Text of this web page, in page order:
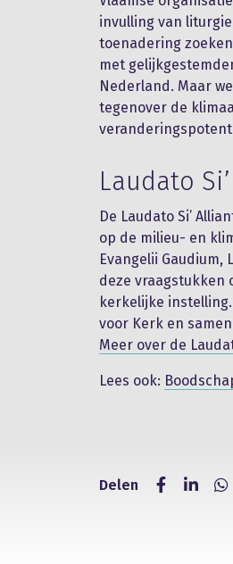
invulling van
toenadering
met
Nederland. Maar
tegenover de
Laudato
De Laudato Si’
op de milieu- en
Evangelii Gaudium,
deze vraagstukken
kerkelijke
voor Kerk en
Meer over de
Lees ook:
Delen